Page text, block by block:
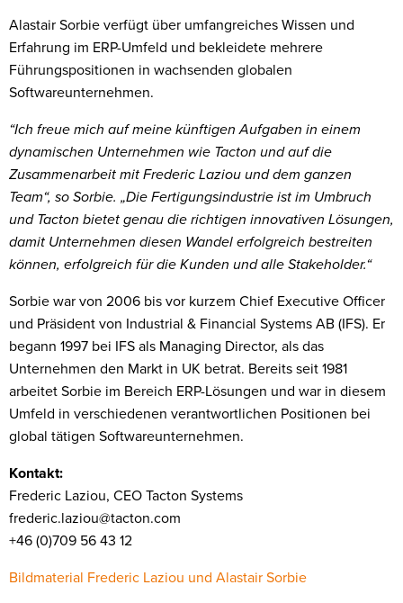
Alastair Sorbie verfügt über umfangreiches Wissen und
Erfahrung im ERP-Umfeld und bekleidete mehrere
Führungspositionen in wachsenden globalen
Softwareunternehmen.
“Ich freue mich auf meine künftigen Aufgaben in einem
dynamischen Unternehmen wie Tacton und auf die
Zusammenarbeit mit Frederic Laziou und dem ganzen
Team“, so Sorbie. „Die Fertigungsindustrie ist im Umbruch
und Tacton bietet genau die richtigen innovativen Lösungen,
damit Unternehmen diesen Wandel erfolgreich bestreiten
können, erfolgreich für die Kunden und alle Stakeholder.“
Sorbie war von 2006 bis vor kurzem Chief Executive Officer
und Präsident von Industrial & Financial Systems AB (IFS). Er
begann 1997 bei IFS als Managing Director, als das
Unternehmen den Markt in UK betrat. Bereits seit 1981
arbeitet Sorbie im Bereich ERP-Lösungen und war in diesem
Umfeld in verschiedenen verantwortlichen Positionen bei
global tätigen Softwareunternehmen.
Kontakt:
Frederic Laziou, CEO Tacton Systems
frederic.laziou@tacton.com
+46 (0)709 56 43 12
Bildmaterial Frederic Laziou und Alastair Sorbie